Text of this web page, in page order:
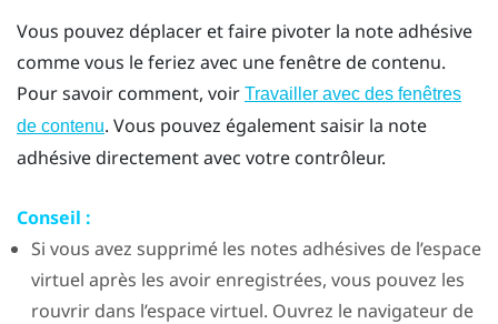
Vous pouvez déplacer et faire pivoter la note adhésive
comme vous le feriez avec une fenêtre de contenu.
Pour savoir comment, voir Travailler avec des fenêtres
de contenu. Vous pouvez également saisir la note
adhésive directement avec votre contrôleur.
Conseil :
Si vous avez supprimé les notes adhésives de l’espace
virtuel après les avoir enregistrées, vous pouvez les
rouvrir dans l’espace virtuel. Ouvrez le navigateur de